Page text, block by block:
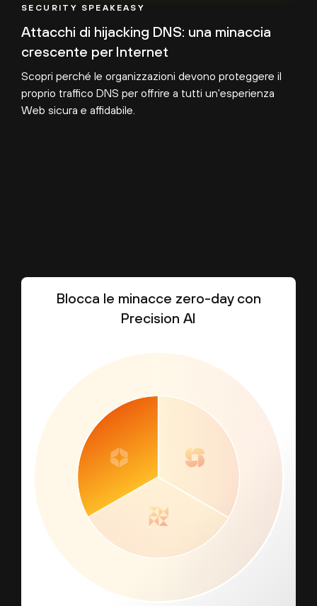
SECURITY SPEAKEASY
Attacchi di hijacking DNS: una minaccia
crescente per Internet
Scopri perché le organizzazioni devono proteggere il
proprio traffico DNS per offrire a tutti un'esperienza
Web sicura e affidabile.
Blocca le minacce zero-day con
Precision AI